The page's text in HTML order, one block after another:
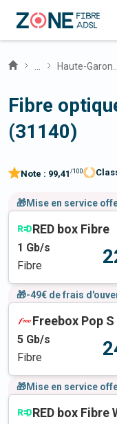
Fibre
(31140)
Note : 99,41 /100
🎁Mise en service
RED box Fibre
1 Gb/s
Fibre
🎁-49€ de frais
Freebox Pop S
5 Gb/s
Fibre
🎁Mise en service
RED box Fibre